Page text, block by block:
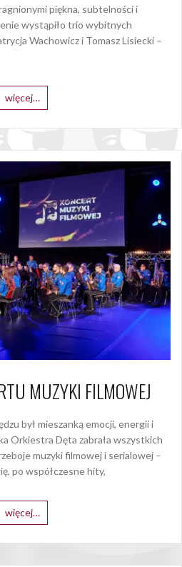
piękna, subtelności i
wystąpiło trio wybitnych
Wachowicz i Tomasz Lisiecki –
więcej…
MUZYKI FILMOWEJ
był mieszanką emocji, energii i
Orkiestra Dęta zabrała wszystkich
muzyki filmowej i serialowej –
po współczesne hity,
więcej…